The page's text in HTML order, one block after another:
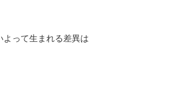
って生まれる差異は